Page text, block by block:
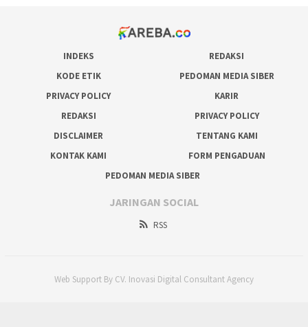
INDEKS
REDAKSI
KODE ETIK
PEDOMAN MEDIA SIBER
PRIVACY POLICY
KARIR
REDAKSI
PRIVACY POLICY
DISCLAIMER
TENTANG KAMI
KONTAK KAMI
FORM PENGADUAN
PEDOMAN MEDIA SIBER
JARINGAN SOCIAL
RSS
Web Support By CV. Inovasi Digital Consultant Agency